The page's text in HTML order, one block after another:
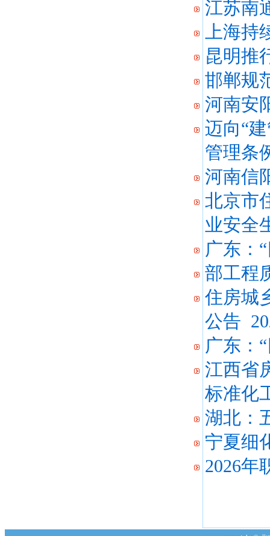
江苏南
上海
昆明推
邯郸规
河南安
迈向“
管理条
河南信
北京市
业安全
广东：
部工程
住房城
公告
广东：
江西省
标准化
湖北：
宁夏细
2026年